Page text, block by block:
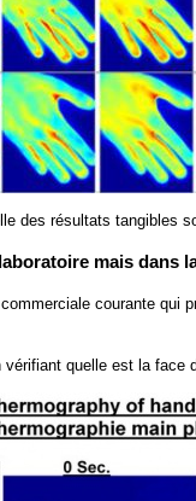
des résultats tangibles
mais dans
courante qui
vérifiant quelle est la